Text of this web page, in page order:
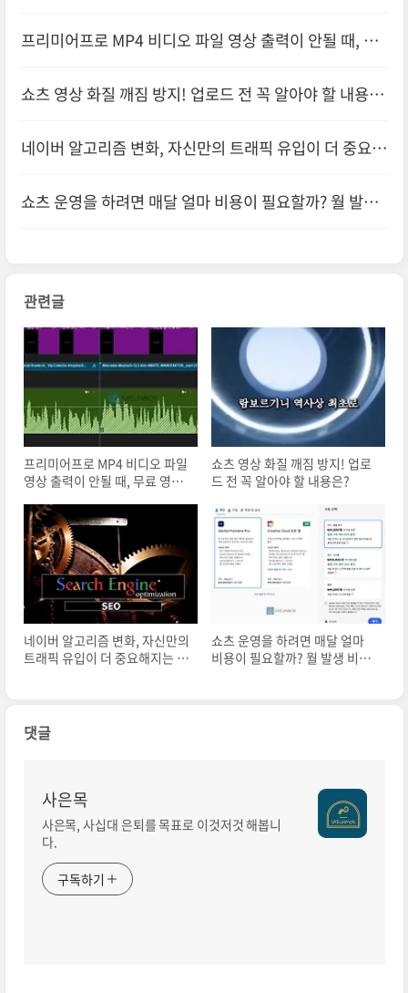
프리미어프로 MP4 비디오 파일 영상 출력이 안될 때, 무
쇼츠 영상 화질 깨짐 방지! 업로드 전 꼭 알아야 할 내용
네이버 알고리즘 변화, 자신만의 트래픽 유입이 더 중요해
쇼츠 운영을 하려면 매달 얼마 비용이 필요할까? 월 발생
관련글
프리미어프로 MP4 비디오 파일
영상 출력이 안될 때, 무료 영상
쇼츠 영상 화질 깨짐 방지! 업로
드 전 꼭 알아야 할 내용은?
네이버 알고리즘 변화, 자신만의
트래픽 유입이 더 중요해지는 이
쇼츠 운영을 하려면 매달 얼마
비용이 필요할까? 월 발생 비용
댓글
사은목
사은목, 사십대 은퇴를 목표로 이것저것 해봅니
다.
구독하기